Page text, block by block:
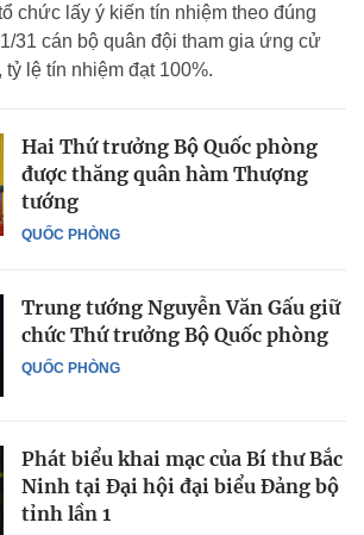
chức lấy ý kiến tín nhiệm theo đúng
31 cán bộ quân đội tham gia ứng cử
lệ tín nhiệm đạt 100%.
QUỐC PHÒNG
Hai Thứ trưởng Bộ Quốc phòng
được thăng quân hàm Thượng
tướng
QUỐC PHÒNG
Trung tướng Nguyễn Văn Gấu giữ
chức Thứ trưởng Bộ Quốc phòng
Phát biểu khai mạc của Bí thư Bắc
Ninh tại Đại hội đại biểu Đảng bộ
tỉnh lần 1